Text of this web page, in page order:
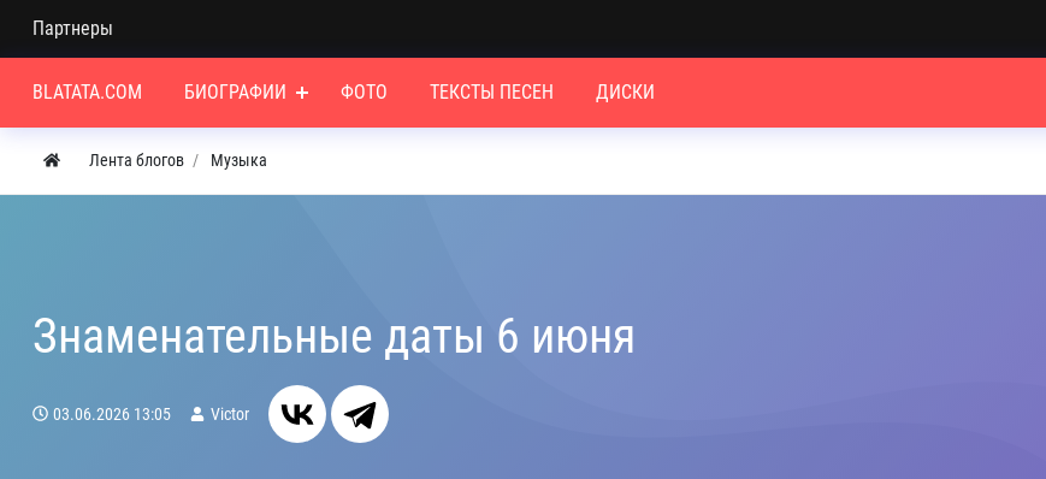
Партнеры
BLATATA.COM БИОГРАФИИ ФОТО ТЕКСТЫ ПЕСЕН ДИСКИ
Лента блогов Музыка
Знаменательные даты 6 июня
03.06.2026 13:05 Victor